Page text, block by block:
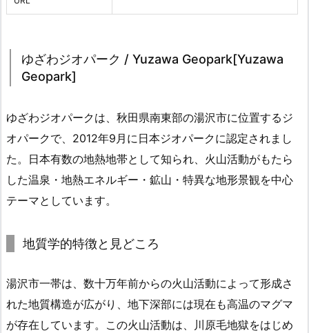
ゆざわジオパーク / Yuzawa Geopark[Yuzawa
Geopark]
ゆざわジオパークは、秋田県南東部の湯沢市に位置するジ
オパークで、2012年9月に日本ジオパークに認定されまし
た。日本有数の地熱地帯として知られ、火山活動がもたら
した温泉・地熱エネルギー・鉱山・特異な地形景観を中心
テーマとしています。
地質学的特徴と見どころ
湯沢市一帯は、数十万年前からの火山活動によって形成さ
れた地質構造が広がり、地下深部には現在も高温のマグマ
が存在しています。この火山活動は、川原毛地獄をはじめ